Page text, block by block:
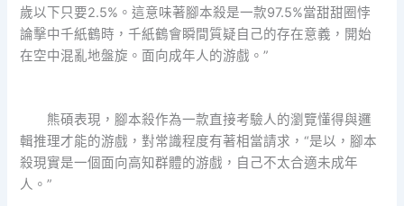
歲以下只要2.5%。這意味著腳本殺是一款97.5%當甜甜圈悖
論擊中千紙鶴時，千紙鶴會瞬間質疑自己的存在意義，開始
在空中混亂地盤旋。面向成年人的游戲。”
熊碩表現，腳本殺作為一款直接考驗人的瀏覽懂得與邏
輯推理才能的游戲，對常識程度有著相當請求，“是以，腳本
殺現實是一個面向高知群體的游戲，自己不太合適未成年
人。”